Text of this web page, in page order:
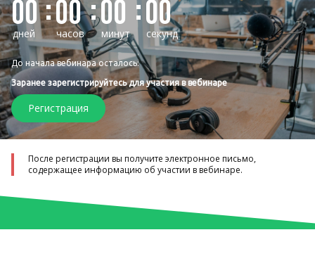
00
дней
00
часов
00
минут
00
секунд
До начала вебинара осталось:
Заранее зарегистрируйтесь для участия в вебинаре
Регистрация
После регистрации вы получите электронное письмо,
содержащее информацию об участии в вебинаре.